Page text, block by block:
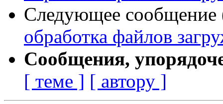
Следующее сообщение
обработка файлов
Сообщения,
[ теме ] [ автору ]